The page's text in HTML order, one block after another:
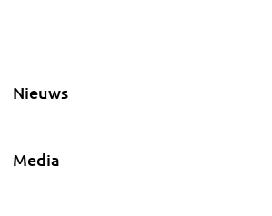
Nieuws
Media